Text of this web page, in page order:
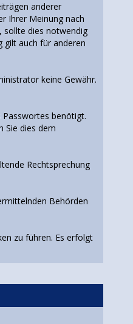
anderer
Ihrer Meinung nach
sollte dies notwendig
gilt auch für anderen
keine Gewähr.
Passwortes benötigt.
Sie dies dem
Rechtsprechung
Behörden
zu führen. Es erfolgt